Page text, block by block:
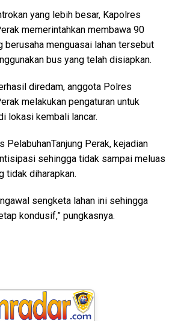
yang lebih besar, Kapolres
memerintahkan membawa 90
berusaha menguasai lahan tersebut
bus yang telah disiapkan.
diredam, anggota Polres
melakukan pengaturan untuk
lokasi kembali lancar.
PelabuhanTanjung Perak, kejadian
sehingga tidak sampai meluas
tidak diharapkan.
sengketa lahan ini sehingga
kondusif,” pungkasnya.